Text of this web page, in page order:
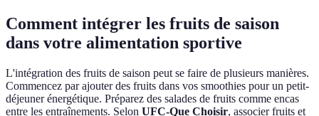
Comment intégrer les fruits de saison
dans votre alimentation sportive
L'intégration des fruits de saison peut se faire de plusieurs manières.
Commencez par ajouter des fruits dans vos smoothies pour un petit-
déjeuner énergétique. Préparez des salades de fruits comme encas
entre les entraînements. Selon UFC-Que Choisir, associer fruits et